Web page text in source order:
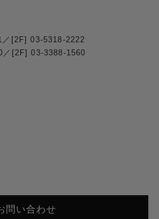
[2F] 03-5318-2222
[2F] 03-3388-1560
問い合わせ